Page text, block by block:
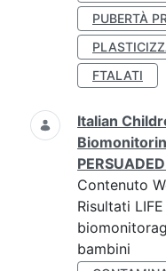
PUBERTÀ
FTALATI
Italian
Contenuto
Risultati
bambini